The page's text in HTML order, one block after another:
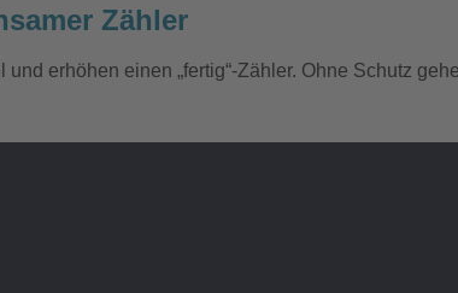
Zähler
erhöhen einen „fertig“-Zähler. Ohne Schutz